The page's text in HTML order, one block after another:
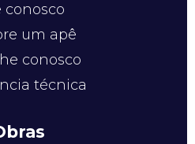
conosco
um apê
conosco
técnica